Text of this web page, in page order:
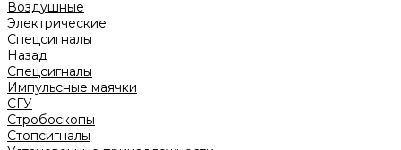
Воздушные
Электрические
Спецсигналы
Назад
Спецсигналы
Импульсные маячки
СГУ
Стробоскопы
Стопсигналы